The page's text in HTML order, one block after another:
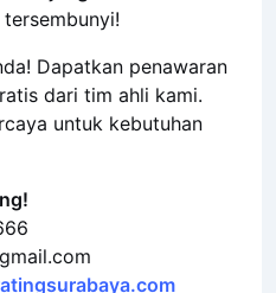
Tenggara, Maluku,
Dapatkan penawaran
dari tim ahli kami.